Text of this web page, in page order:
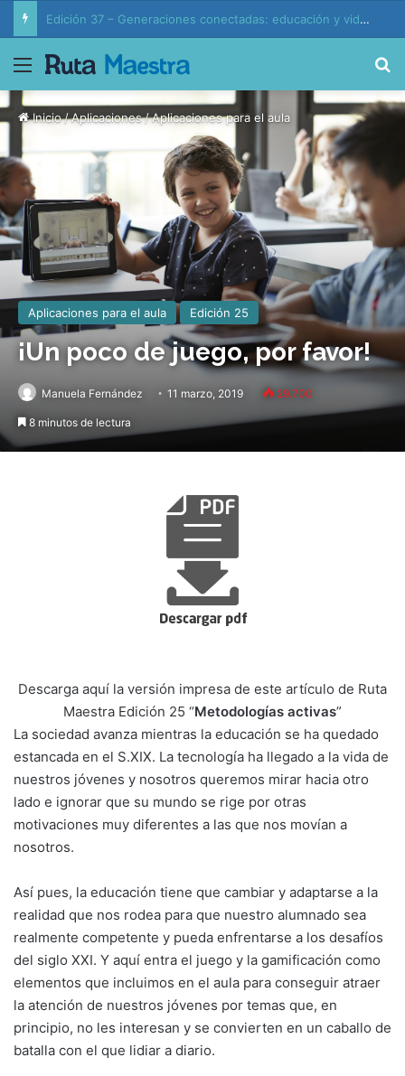
Edición 37 – Generaciones conectadas: educación y vida en la era de la IA
Menú
Inicio/Aplicaciones/Aplicaciones para el aula
Aplicaciones para el aula Edición 25
¡Un poco de juego, por favor!
Manuela Fernández 11 marzo, 2019 29.700
8 minutos de lectura
Descarga aquí la versión impresa de este artículo de Ruta
Maestra Edición 25 “Metodologías activas”
La sociedad avanza mientras la educación se ha quedado
estancada en el S.XIX. La tecnología ha llegado a la vida de
nuestros jóvenes y nosotros queremos mirar hacia otro
lado e ignorar que su mundo se rige por otras
motivaciones muy diferentes a las que nos movían a
nosotros.
Así pues, la educación tiene que cambiar y adaptarse a la
realidad que nos rodea para que nuestro alumnado sea
realmente competente y pueda enfrentarse a los desafíos
del siglo XXI. Y aquí entra el juego y la gamificación como
elementos que incluimos en el aula para conseguir atraer
la atención de nuestros jóvenes por temas que, en
principio, no les interesan y se convierten en un caballo de
batalla con el que lidiar a diario.